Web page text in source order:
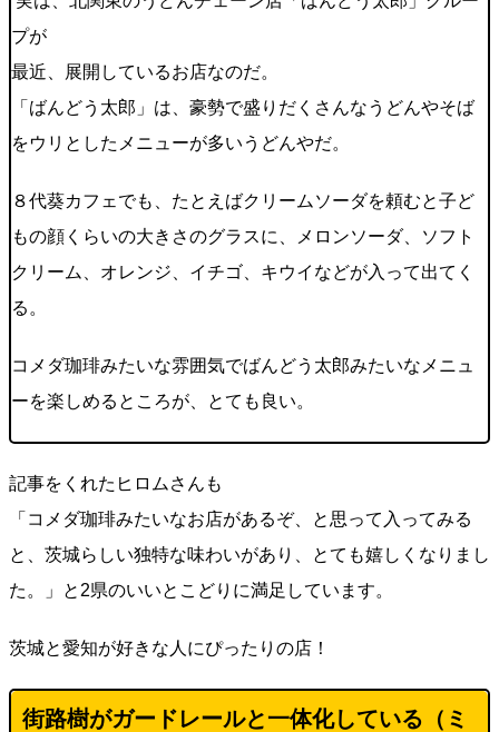
プが
最近、展開しているお店なのだ。
「ばんどう太郎」は、豪勢で盛りだくさんなうどんやそば
をウリとしたメニューが多いうどんやだ。
８代葵カフェでも、たとえばクリームソーダを頼むと子ど
もの顔くらいの大きさのグラスに、メロンソーダ、ソフト
クリーム、オレンジ、イチゴ、キウイなどが入って出てく
る。
コメダ珈琲みたいな雰囲気でばんどう太郎みたいなメニュ
ーを楽しめるところが、とても良い。
記事をくれたヒロムさんも
「コメダ珈琲みたいなお店があるぞ、と思って入ってみる
と、茨城らしい独特な味わいがあり、とても嬉しくなりまし
た。」と2県のいいとこどりに満足しています。
茨城と愛知が好きな人にぴったりの店！
街路樹がガードレールと一体化している（ミ